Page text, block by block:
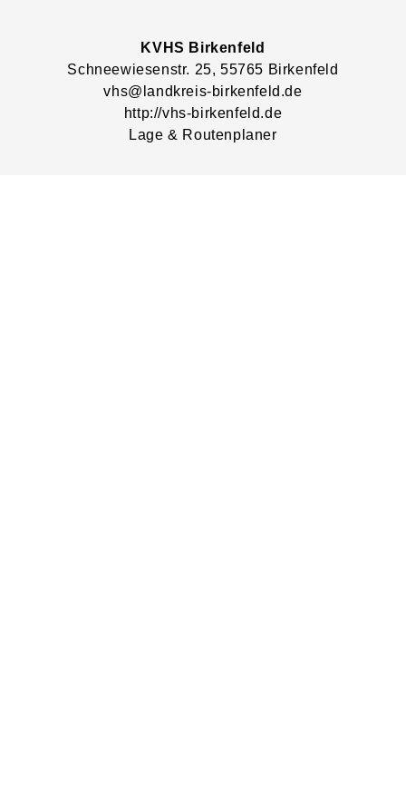
KVHS Birkenfeld
Schneewiesenstr. 25, 55765 Birkenfeld
vhs@landkreis-birkenfeld.de
http://vhs-birkenfeld.de
Lage & Routenplaner